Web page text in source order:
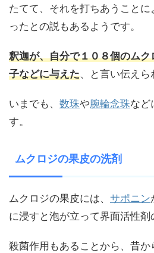
たてて、それを打ちあうこと
ったとの説もあるようです。
釈迦が、自分で１０８個のム
子などに与えた、と言い伝えら
いまでも、 数珠や腕輪念珠など
す。
ムクロジの果皮の洗剤
ムクロジの果皮には、 サポニン
に浸すと泡が立って界面活性剤
殺菌作用もあることから、昔